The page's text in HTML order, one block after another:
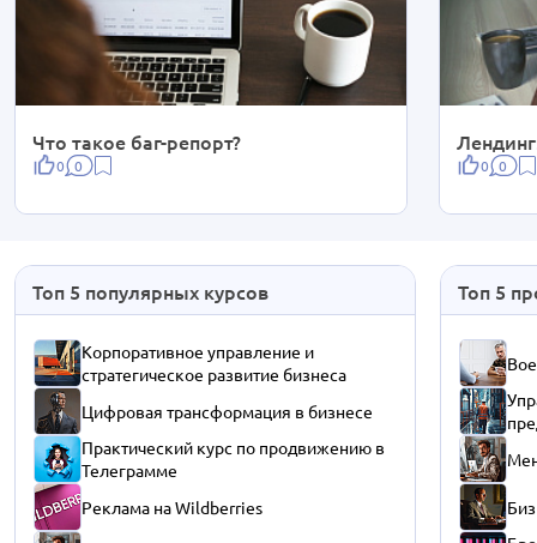
Что такое баг-репорт?
0 0 0 0
Топ 5 популярных курсов
Корпоративное управление и
стратегическое развитие бизнеса
Цифровая трансформация в бизнесе
Практический курс по продвижению в
Телеграмме
Реклама на Wildberries
Топ 5